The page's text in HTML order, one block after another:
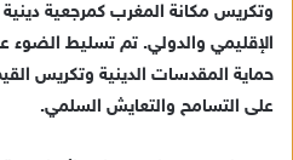
وتكريس مكانة المغرب كمرجعية
الإقليمي والدولي. تم تسليط الضوء
حماية المقدسات الدينية وتكريس
على التسامح والتعايش السلمي.